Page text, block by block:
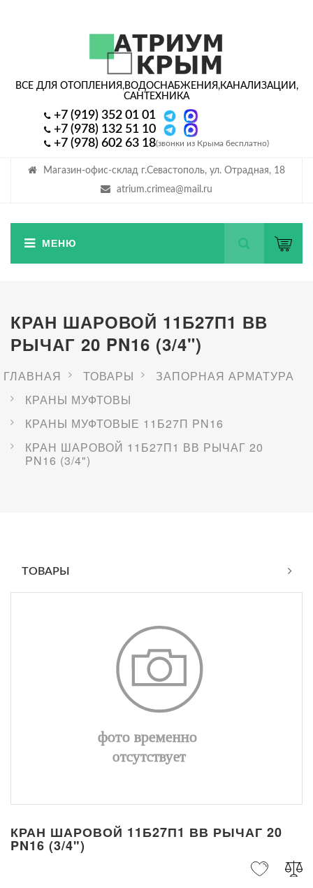
Магазин-офис-склад г.Севастополь, ул. Отрадная, 18
atrium.crimea@mail.ru
ВСЕ ДЛЯ ОТОПЛЕНИЯ,ВОДОСНАБЖЕНИЯ,КАНАЛИЗАЦИИ,
САНТЕХНИКА
+7 (919) 352 01 01
+7 (978) 132 51 10
+7 (978) 602 63 18(звонки из Крыма бесплатно)
КРАН ШАРОВОЙ 11Б27П1 ВВ
РЫЧАГ 20 PN16 (3/4")
ГЛАВНАЯ ТОВАРЫ
ЗАПОРНАЯ АРМАТУРА
КРАНЫ МУФТОВЫ
КРАНЫ МУФТОВЫЕ 11Б27П PN16
КРАН ШАРОВОЙ 11Б27П1 ВВ РЫЧАГ 20
PN16 (3/4")
ТОВАРЫ
КРАН ШАРОВОЙ 11Б27П1 ВВ РЫЧАГ 20
PN16 (3/4")